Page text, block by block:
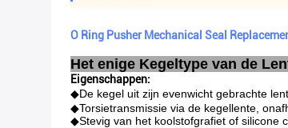
O Ring Pusher Mechanical Seal
Het enige Kegeltype van de
Eigenschappen:
◆De kegel uit zijn evenwicht gebrachte
◆Torsietransmissie via de kegellente,
◆Stevig van het koolstofgrafiet of silicone